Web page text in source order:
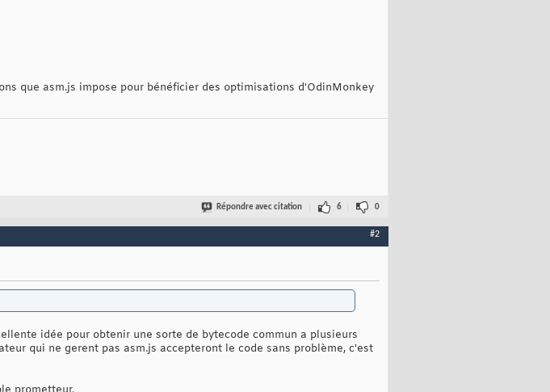
que asm.js impose pour bénéficier des optimisations d'OdinMonkey
Répondre avec citation 6 0
#2
idée pour obtenir une sorte de bytecode commun a plusieurs
qui ne gerent pas asm.js accepteront le code sans problème, c'est